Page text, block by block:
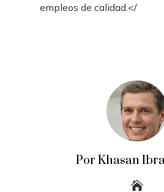
empleos de calidad.</
Por Khasan